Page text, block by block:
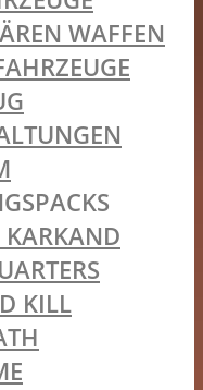
WAFFEN
KARKAND
KILL